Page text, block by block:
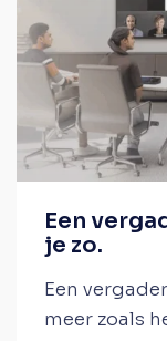
Een
je zo.
Een
meer zoals